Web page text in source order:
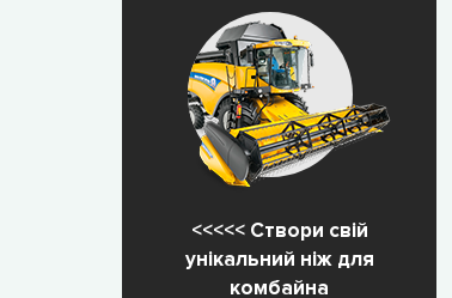
<<<<< Створи свій
унікальний ніж для
комбайна